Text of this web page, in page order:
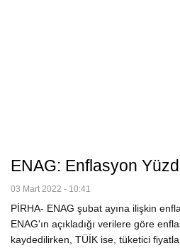
ENAG: Enflasyon
03 Mart 2022 - 10:41
PİRHA- ENAG şubat ayına ilişkin
ENAG'ın açıkladığı verilere göre
kaydedilirken, TÜİK ise, tüketici